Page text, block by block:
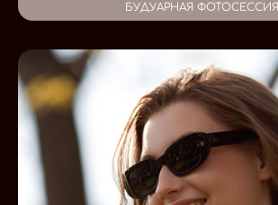
БУДУАРНАЯ ФОТОСЕССИЯ